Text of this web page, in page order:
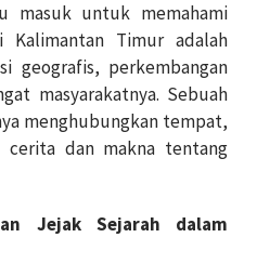
masuk untuk memahami
Timur adalah
geografis, perkembangan
masyarakatnya. Sebuah
menghubungkan tempat,
dan makna tentang
Jejak Sejarah dalam